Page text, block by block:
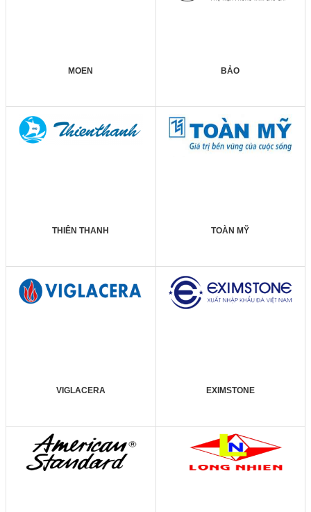
MOEN BẢO
THIÊN THANH TOÀN MỸ
VIGLACERA EXIMSTONE